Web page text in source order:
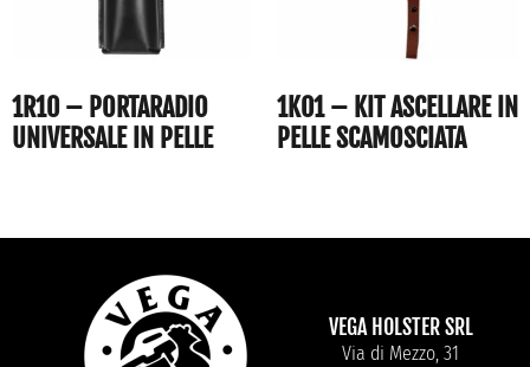
1R10 – PORTARADIO
UNIVERSALE IN PELLE
1K01 – KIT ASCELLARE IN
PELLE SCAMOSCIATA
VEGA HOLSTER SRL
Via di Mezzo, 31